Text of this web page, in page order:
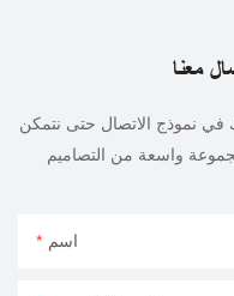
معنا
في نموذج الاتصال حتى نتمكن
واسعة من التصاميم
اسم